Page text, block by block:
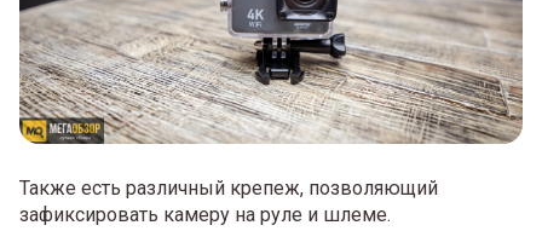
Также есть различный крепеж, позволяющий
зафиксировать камеру на руле и шлеме.